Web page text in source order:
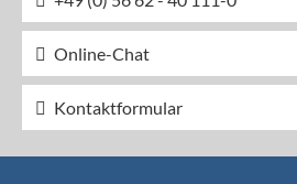
Online-Chat
Kontaktformular